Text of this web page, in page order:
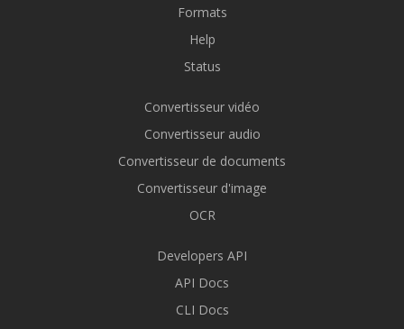
Formats
Help
Status
Convertisseur vidéo
Convertisseur audio
Convertisseur de documents
Convertisseur d'image
OCR
Developers API
API Docs
CLI Docs